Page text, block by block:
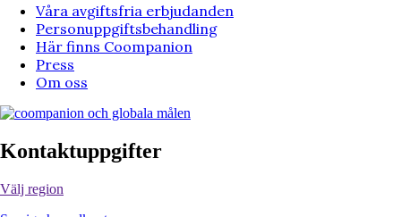
Våra avgiftsfria erbjudanden
Personuppgiftsbehandling
Här finns Coompanion
Press
Om oss
Kontaktuppgifter
Välj region